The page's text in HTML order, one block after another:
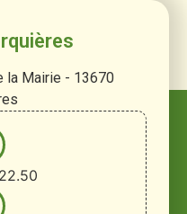
la Mairie - 13670